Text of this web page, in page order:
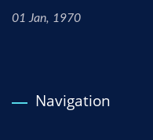
01 Jan, 1970
Navigation